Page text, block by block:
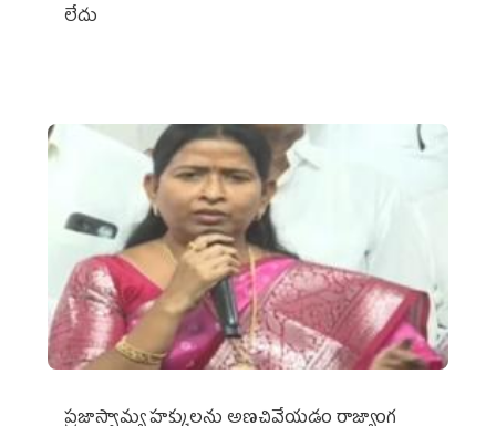
లేదు
ప్రజాస్వామ్య హక్కులను అణచివేయడం రాజ్యాంగ